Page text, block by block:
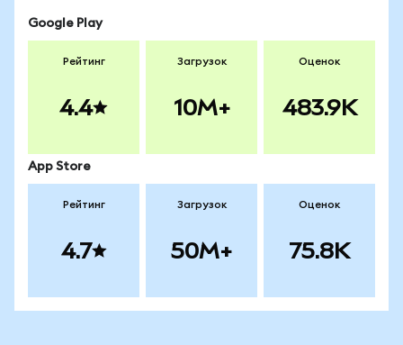
Google Play
Рейтинг
4.4
Загрузок
10M+
Оценок
483.9K
App Store
Рейтинг
4.7
Загрузок
50M+
Оценок
75.8K